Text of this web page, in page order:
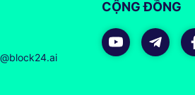
CỘNG ĐỒNG